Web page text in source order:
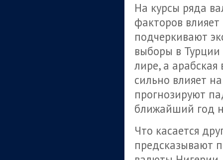
На курсы ряда
факторов
подчеркивают
выборы в
лире, а
сильно влияет
прогнозируют
ближайший год
Что касается
предсказывают